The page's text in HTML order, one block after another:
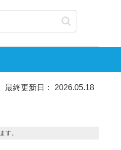
最終更新日： 2026.05.18
す。